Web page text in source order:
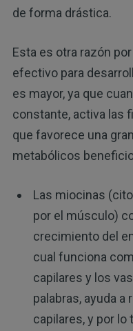
de forma drástica.
Esta es otra razón
efectivo para
es mayor, ya que
constante, activa las
que favorece una
metabólicos
Las miocinas
por el músculo)
crecimiento del
cual funciona
capilares y los
palabras, ayuda
capilares, y por lo